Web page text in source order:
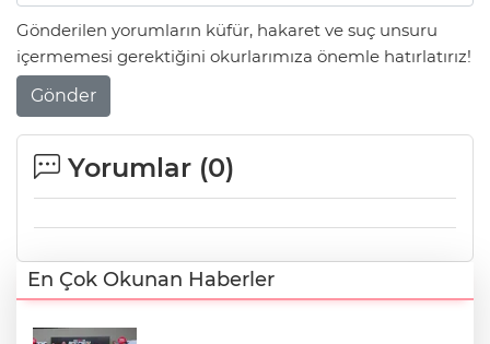
Gönderilen yorumların küfür, hakaret ve suç unsuru
içermemesi gerektiğini okurlarımıza önemle hatırlatırız!
Gönder
Yorumlar (0)
En Çok Okunan Haberler